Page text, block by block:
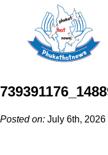
Posted on: July 6th, 2026